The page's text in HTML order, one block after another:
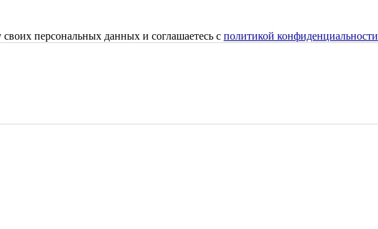
персональных данных и соглашаетесь с политикой конфиденциальности